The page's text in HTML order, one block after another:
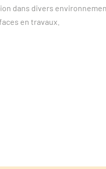
dans divers
en travaux.